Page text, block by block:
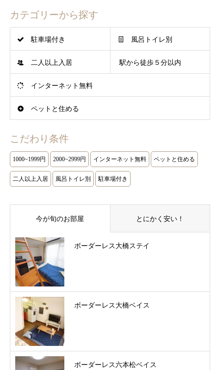
カテゴリーから探す
駐車場付き 風呂トイレ別
二人以上入居 駅から徒歩５分以内
インターネット無料
ペットと住める
こだわり条件
1000~1999円 2000~2999円 インターネット無料 ペットと住める
二人以上入居 風呂トイレ別 駐車場付き
今が旬のお部屋 とにかく安い！
ボーダーレス大橋ステイ
ボーダーレス大橋ベイス
ボーダーレス六本松ベイス